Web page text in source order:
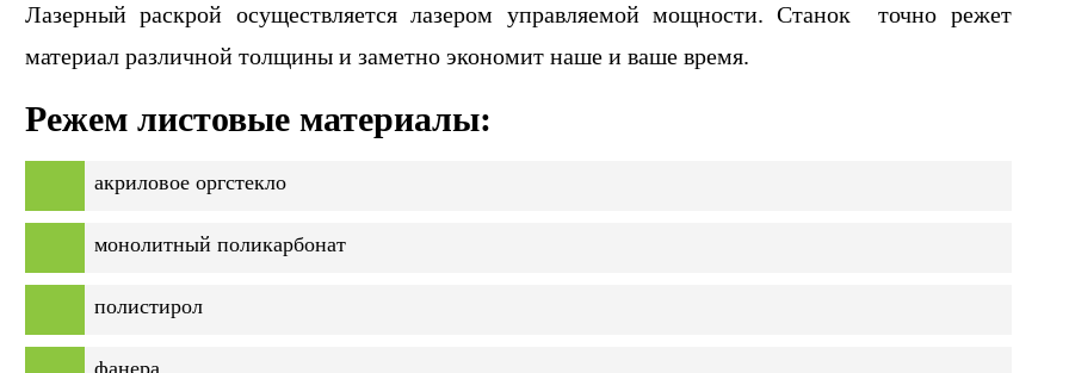
Лазерный раскрой осуществляется лазером управляемой мощности. Станок точно режет
материал различной толщины и заметно экономит наше и ваше время.
Режем листовые материалы:
акриловое оргстекло
монолитный поликарбонат
полистирол
фанера